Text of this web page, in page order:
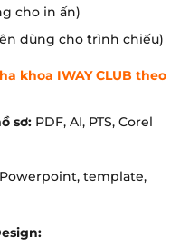
cho in ấn)
dùng cho trình chiếu)
khoa IWAY CLUB theo
sơ:PDF, AI, PTS, Corel
template,